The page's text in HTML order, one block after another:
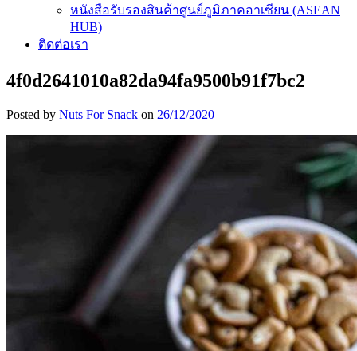
หนังสือรับรองสินค้าศูนย์ภูมิภาคอาเซียน (ASEAN
HUB)
ติดต่อเรา
4f0d2641010a82da94fa9500b91f7bc2
Posted by Nuts For Snack on 26/12/2020